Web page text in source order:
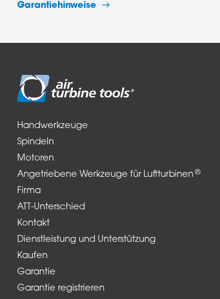
Garantiehinweise
Handwerkzeuge
Spindeln
Motoren
Angetriebene Werkzeuge für Luftturbinen ®
Firma
ATT-Unterschied
Kontakt
Dienstleistung und Unterstützung
Kaufen
Garantie
Garantie registrieren